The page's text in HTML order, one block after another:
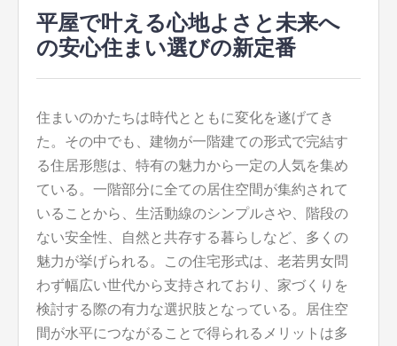
平屋で叶える心地よさと未来へ
の安心住まい選びの新定番
住まいのかたちは時代とともに変化を遂げてき
た。 その中でも、建物が一階建ての形式で完結す
る住居形態は、特有の魅力から一定の人気を集め
ている。一階部分に全ての居住空間が集約されて
いることから、生活動線のシンプルさや、階段の
ない安全性、自然と共存する暮らしなど、多くの
魅力が挙げられる。この住宅形式は、老若男女問
わず幅広い世代から支持されており、家づくりを
検討する際の有力な選択肢となっている。居住空
間が水平につながることで得られるメリットは多